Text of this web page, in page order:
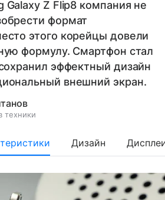
Galaxy Z Flip8 компания не
формат
этого корейцы довели
формулу. Смартфон стал
эффектный дизайн
внешний экран.
техники
Дизайн